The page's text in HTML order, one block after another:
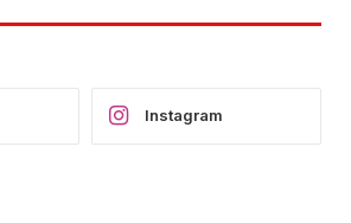
Instagram